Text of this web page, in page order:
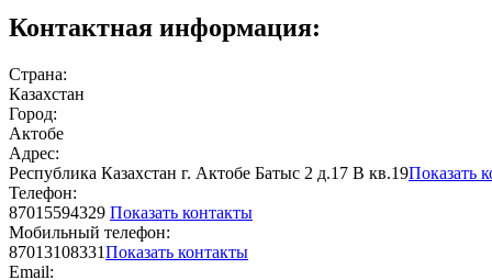
Контактная информация:
Страна:
Казахстан
Город:
Актобе
Адрес:
Республика Казахстан г. Актобе Батыс 2 д.17 В кв.19Показать
Телефон:
87015594329 Показать контакты
Мобильный телефон:
87013108331Показать контакты
Email: